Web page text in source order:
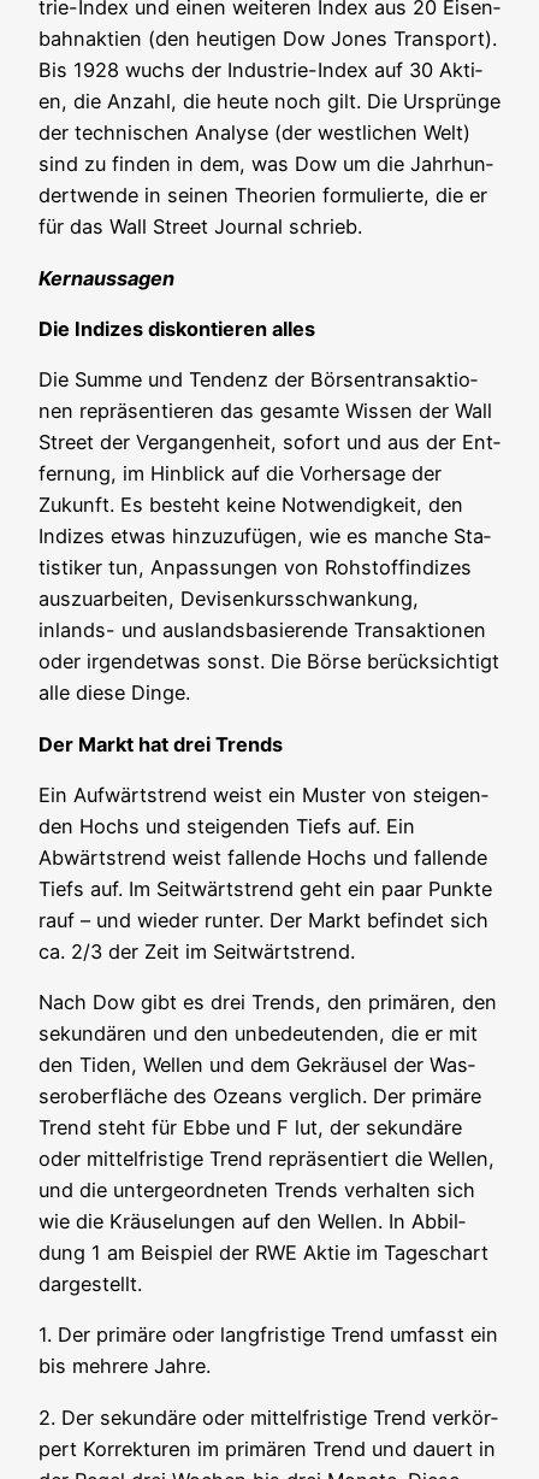
trie-Index und einen wei­te­ren Index aus 20 Eisen­
bahn­ak­ti­en (den heu­ti­gen Dow Jones Trans­port).
Bis 1928 wuchs der Indus­trie-Index auf 30 Akti­
en, die Anzahl, die heu­te noch gilt. Die Ursprün­ge
der tech­ni­schen Ana­ly­se (der west­li­chen Welt)
sind zu fin­den in dem, was Dow um die Jahr­hun­
dert­wen­de in sei­nen Theo­rien for­mu­lier­te, die er
für das Wall Street Jour­nal schrieb.
Kern­aus­sa­gen
Die Indi­zes dis­kon­tie­ren alles
Die Sum­me und Ten­denz der Bör­sen­trans­ak­tio­
nen reprä­sen­tie­ren das gesam­te Wis­sen der Wall
Street der Ver­gan­gen­heit, sofort und aus der Ent­
fer­nung, im Hin­blick auf die Vor­her­sa­ge der
Zukunft. Es besteht kei­ne Not­wen­dig­keit, den
Indi­zes etwas hin­zu­zu­fü­gen, wie es man­che Sta­
tis­ti­ker tun, Anpas­sun­gen von Roh­stoff­in­di­zes
aus­zu­ar­bei­ten, Devi­sen­kurs­schwan­kung,
inlands- und aus­lands­ba­sie­ren­de Trans­ak­tio­nen
oder irgend­et­was sonst. Die Bör­se berück­sich­tigt
alle die­se Dinge.
Der Markt hat drei Trends
Ein Auf­wärts­trend weist ein Mus­ter von stei­gen­
den Hochs und stei­gen­den Tiefs auf. Ein
Abwärts­trend weist fal­len­de Hochs und fal­len­de
Tiefs auf. Im Seit­wärts­trend geht ein paar Punk­te
rauf – und wie­der run­ter. Der Markt befin­det sich
ca. 2/3 der Zeit im Seitwärtstrend.
Nach Dow gibt es drei Trends, den pri­mä­ren, den
sekun­dä­ren und den unbe­deu­ten­den, die er mit
den Tiden, Wel­len und dem Gekräu­sel der Was­
ser­ober­flä­che des Oze­ans ver­glich. Der pri­mä­re
Trend steht für Ebbe und F lut, der sekun­dä­re
oder mit­tel­fris­ti­ge Trend reprä­sen­tiert die Wel­len,
und die unter­ge­ord­ne­ten Trends ver­hal­ten sich
wie die Kräu­se­lun­gen auf den Wel­len. In Abbil­
dung 1 am Bei­spiel der RWE Aktie im Tages­chart
dargestellt.
1. Der pri­mä­re oder lang­fris­ti­ge Trend umfasst ein
bis meh­re­re Jahre.
2. Der sekun­dä­re oder mit­tel­fris­ti­ge Trend ver­kör­
pert Kor­rek­tu­ren im pri­mä­ren Trend und dau­ert in